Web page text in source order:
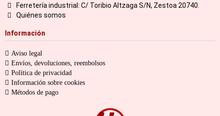
Ferretería industrial: C/ Toribio Altzaga S/N, Zestoa 20740.
Quiénes somos
Información
Aviso legal
Envíos, devoluciones, reembolsos
Política de privacidad
Información sobre cookies
Métodos de pago